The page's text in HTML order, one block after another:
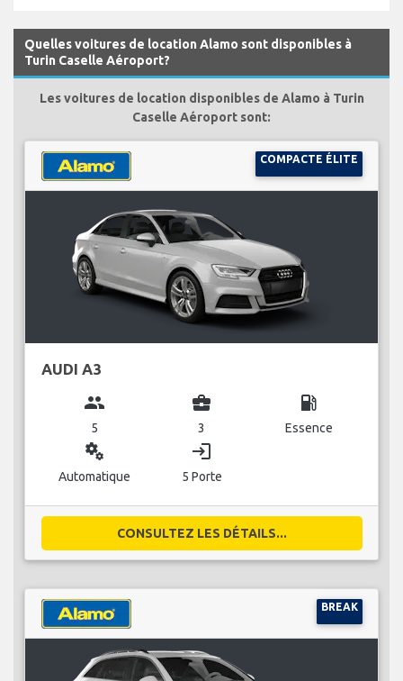
Quelles voitures de location Alamo sont disponibles à
Turin Caselle Aéroport?
Les voitures de location disponibles de Alamo à Turin
Caselle Aéroport sont:
COMPACTE ÉLITE
AUDI A3
group
5
business_center
3
local_gas_station
Essence
miscellaneous_services
Automatique
login
5 Porte
CONSULTEZ LES DÉTAILS...
BREAK